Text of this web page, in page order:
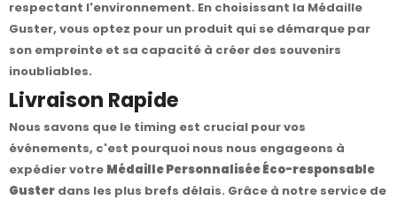
respectant l'environnement. En choisissant la Médaille
Guster, vous optez pour un produit qui se démarque par
son empreinte et sa capacité à créer des souvenirs
inoubliables.
Livraison Rapide
Nous savons que le timing est crucial pour vos
événements, c'est pourquoi nous nous engageons à
expédier votre Médaille Personnalisée Éco-responsable
Guster dans les plus brefs délais. Grâce à notre service de